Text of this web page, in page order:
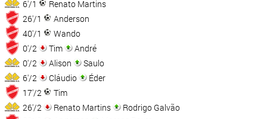
6'/1
Renato Martins
26'/1
Anderson
40'/1
Wando
0'/2
Tim
André
0'/2
Alison
Saulo
6'/2
Cláudio
Éder
17'/2
Tim
26'/2
Renato Martins
Rodrigo Galvão